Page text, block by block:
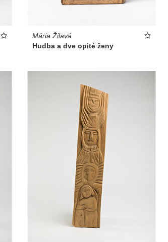
Mária Žilavá
Hudba a dve opité ženy